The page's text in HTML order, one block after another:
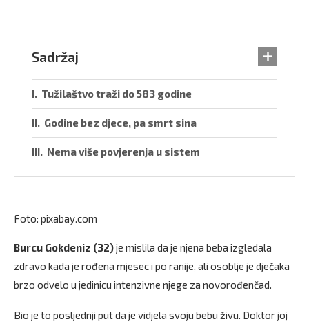
Sadržaj
Tužilaštvo traži do 583 godine
Godine bez djece, pa smrt sina
Nema više povjerenja u sistem
Foto: pixabay.com
Burcu Gokdeniz (32)je mislila da je njena beba izgledala
zdravo kada je rođena mjesec i po ranije, ali osoblje je dječaka
brzo odvelo u jedinicu intenzivne njege za novorođenčad.
Bio je to posljednji put da je vidjela svoju bebu živu. Doktor joj